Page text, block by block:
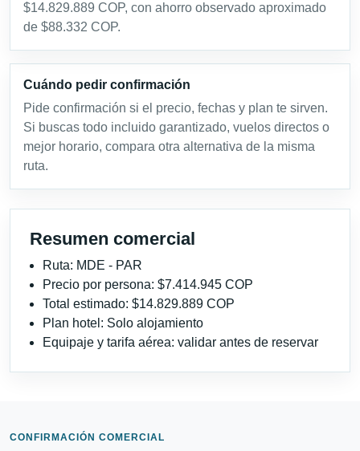
$14.829.889 COP, con ahorro observado aproximado
de $88.332 COP.
Cuándo pedir confirmación
Pide confirmación si el precio, fechas y plan te sirven.
Si buscas todo incluido garantizado, vuelos directos o
mejor horario, compara otra alternativa de la misma
ruta.
Resumen comercial
Ruta: MDE - PAR
Precio por persona: $7.414.945 COP
Total estimado: $14.829.889 COP
Plan hotel: Solo alojamiento
Equipaje y tarifa aérea: validar antes de reservar
CONFIRMACIÓN COMERCIAL